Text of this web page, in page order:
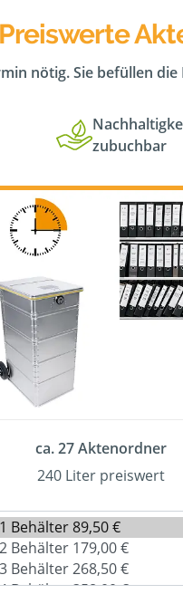
Preiswerte
nötig. Sie befüllen
zubuchbar
ca. 27 Aktenordner
240 Liter preiswert